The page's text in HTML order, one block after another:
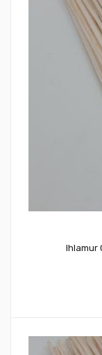
Ihlamur